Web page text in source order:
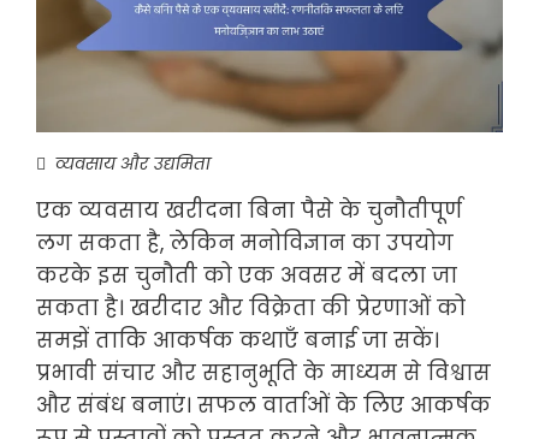
व्यवसाय और उद्यमिता
एक व्यवसाय खरीदना बिना पैसे के चुनौतीपूर्ण
लग सकता है, लेकिन मनोविज्ञान का उपयोग
करके इस चुनौती को एक अवसर में बदला जा
सकता है। खरीदार और विक्रेता की प्रेरणाओं को
समझें ताकि आकर्षक कथाएँ बनाई जा सकें।
प्रभावी संचार और सहानुभूति के माध्यम से विश्वास
और संबंध बनाएं। सफल वार्ताओं के लिए आकर्षक